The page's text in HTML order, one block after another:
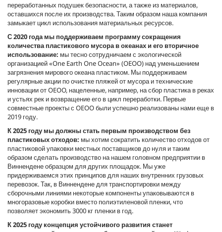
переработанных подушек безопасности, а также из материалов,
оставшихся после их производства. Таким образом наша компания
замыкает цикл использования материальных ресурсов.
С 2020 года мы поддерживаем программу сокращения
количества пластикового мусора в океанах и его вторичное
использование: мы тесно сотрудничаем с экологической
организацией «One Earth One Ocean» (OEOO) над уменьшением
загрязнения мирового океана пластиком. Мы поддерживаем
регулярные акции по очистке пляжей от мусора и технические
инновации от OEOO, нацеленные, например, на сбор пластика в реках
и устьях рек и возвращение его в цикл переработки. Первые
совместные проекты с OEOO были успешно реализованы нами еще в
2019 году.
К 2025 году мы должны стать первым производством без
пластиковых отходов: мы хотим сократить количество отходов от
пластиковой упаковки местных поставщиков до нуля и таким
образом сделать производство на нашем головном предприятии в
Виннендене образцом для других площадок. Мы уже
придерживаемся этих принципов для наших внутренних грузовых
перевозок. Так, в Виннендене для транспортировки между
сборочными линиями некоторые компоненты упаковываются в
многоразовые коробки вместо полиэтиленовой пленки, что
позволяет экономить 3000 кг пленки в год.
К 2025 году концепция устойчивого развития станет